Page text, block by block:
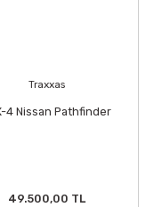
Traxxas
4 Nissan Pathfinder
49.500,00 TL